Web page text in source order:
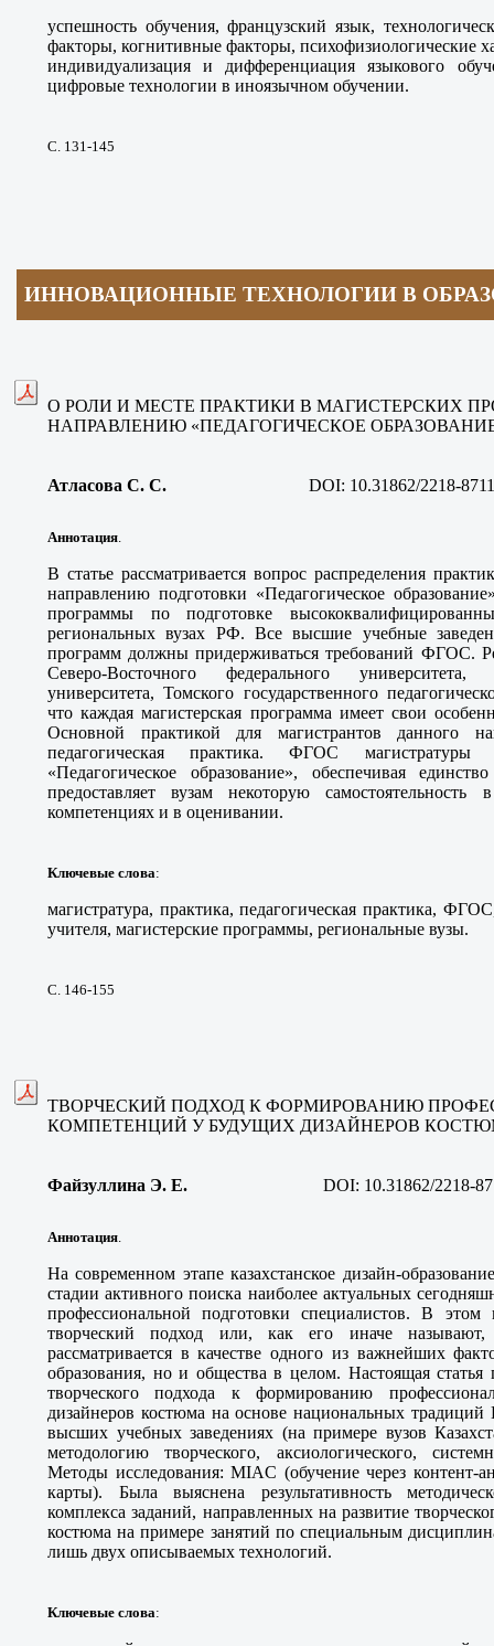
успешность обучения, французский язык,
факторы, когнитивные факторы, психофизиологические
индивидуализация и дифференциация языкового
цифровые технологии в иноязычном обучении.
С. 131-145
ИННОВАЦИОННЫЕ ТЕХНОЛОГИИ В
О РОЛИ И МЕСТЕ ПРАКТИКИ В МАГИСТЕРСКИХ
НАПРАВЛЕНИЮ «ПЕДАГОГИЧЕСКОЕ
Атласова С. С. DOI: 10.31862/2218-
Аннотация.
В статье рассматривается вопрос распределения
направлению подготовки «Педагогическое
программы по подготовке
региональных вузах РФ. Все высшие учебные
программ должны придерживаться требований ФГОС.
Северо-Восточного федерального университета,
университета, Томского государственного
что каждая магистерская программа имеет свои
Основной практикой для магистрантов данного
педагогическая практика. ФГОС
«Педагогическое образование», обеспечивая
предоставляет вузам некоторую
компетенциях и в оценивании.
Ключевые слова:
магистратура, практика, педагогическая практика,
учителя, магистерские программы, региональные вузы.
С. 146-155
ТВОРЧЕСКИЙ ПОДХОД К ФОРМИРОВАНИЮ
КОМПЕТЕНЦИЙ У БУДУЩИХ ДИЗАЙНЕРОВ
Файзуллина Э. Е. DOI: 10.31862/2218-
Аннотация.
На современном этапе казахстанское дизайн-
стадии активного поиска наиболее актуальных
профессиональной подготовки специалистов. В
творческий подход или, как его иначе называют,
рассматривается в качестве одного из важнейших
образования, но и общества в целом. Настоящая
творческого подхода к формированию
дизайнеров костюма на основе национальных традиций
высших учебных заведениях (на примере вузов
методологию творческого, аксиологического,
Методы исследования: MIAC (обучение через контент-
карты). Была выяснена результативность
комплекса заданий, направленных на развитие
костюма на примере занятий по специальным
лишь двух описываемых технологий.
Ключевые слова: